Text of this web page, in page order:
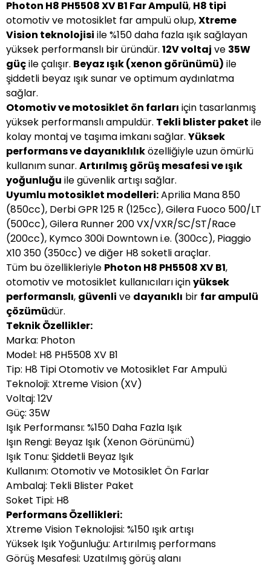
Photon H8 PH5508 XV B1 Far Ampulü, H8 tipi
otomotiv ve motosiklet far ampulü olup,Xtreme
Vision teknolojisi ile %150 daha fazla ışık sağlayan
yüksek performanslı bir üründür. 12V voltaj ve 35W
güçile çalışır. Beyaz ışık (xenon görünümü) ile
şiddetli beyaz ışık sunar ve optimum aydınlatma
sağlar.
Otomotiv ve motosiklet ön farları için tasarlanmış
yüksek performanslı ampuldür. Tekli blister paket ile
kolay montaj ve taşıma imkanı sağlar. Yüksek
performans ve dayanıklılıközelliğiyle uzun ömürlü
kullanım sunar. Artırılmış görüş mesafesi ve ışık
yoğunluğu ile güvenlik artışı sağlar.
Uyumlu motosiklet modelleri:Aprilia Mana 850
(850cc), Derbi GPR 125 R (125cc), Gilera Fuoco 500/LT
(500cc), Gilera Runner 200 VX/VXR/SC/ST/Race
(200cc), Kymco 300i Downtown i.e. (300cc), Piaggio
X10 350 (350cc) ve diğer H8 soketli araçlar.
Tüm bu özellikleriyle Photon H8 PH5508 XV B1,
otomotiv ve motosiklet kullanıcıları içinyüksek
performanslı, güvenli ve dayanıklı bir far ampulü
çözümüdür.
Teknik Özellikler:
Marka: Photon
Model: H8 PH5508 XV B1
Tip: H8 Tipi Otomotiv ve Motosiklet Far Ampulü
Teknoloji: Xtreme Vision (XV)
Voltaj: 12V
Güç: 35W
Işık Performansı: %150 Daha Fazla Işık
Işın Rengi: Beyaz Işık (Xenon Görünümü)
Işık Tonu: Şiddetli Beyaz Işık
Kullanım: Otomotiv ve Motosiklet Ön Farlar
Ambalaj: Tekli Blister Paket
Soket Tipi: H8
Performans Özellikleri:
Xtreme Vision Teknolojisi: %150 ışık artışı
Yüksek Işık Yoğunluğu: Artırılmış performans
Görüş Mesafesi: Uzatılmış görüş alanı